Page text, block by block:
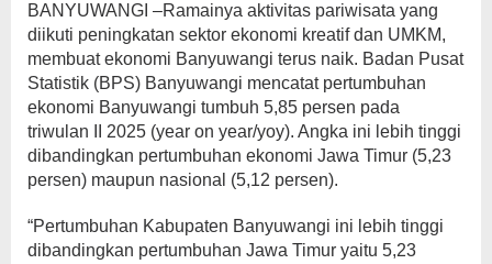
BANYUWANGI –Ramainya aktivitas pariwisata yang
diikuti peningkatan sektor ekonomi kreatif dan UMKM,
membuat ekonomi Banyuwangi terus naik. Badan Pusat
Statistik (BPS) Banyuwangi mencatat pertumbuhan
ekonomi Banyuwangi tumbuh 5,85 persen pada
triwulan II 2025 (year on year/yoy). Angka ini lebih tinggi
dibandingkan pertumbuhan ekonomi Jawa Timur (5,23
persen) maupun nasional (5,12 persen).
“Pertumbuhan Kabupaten Banyuwangi ini lebih tinggi
dibandingkan pertumbuhan Jawa Timur yaitu 5,23